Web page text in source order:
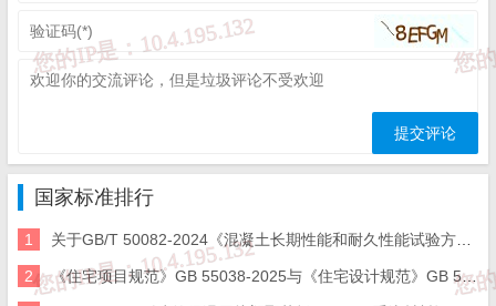
国家标准排行
1 关于GB/T 50082-2024《混凝土长期性能和耐久性能试验方法标准》国家标准勘误的说明
2 《住宅项目规范》GB 55038-2025与《住宅设计规范》GB 50096-2011的对比及新增部分条文